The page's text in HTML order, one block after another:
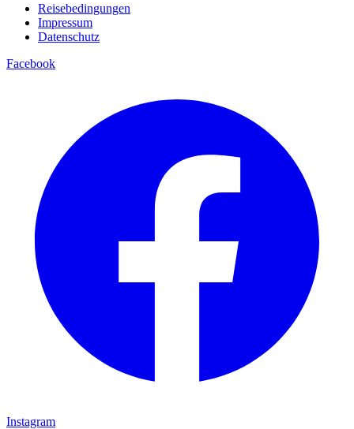
Reisebedingungen
Impressum
Datenschutz
Facebook
Instagram